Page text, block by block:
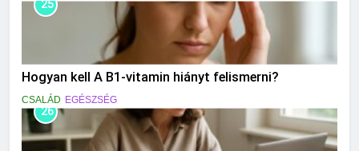
25
Hogyan kell A B1-vitamin hiányt felismerni?
CSALÁD EGÉSZSÉG
26